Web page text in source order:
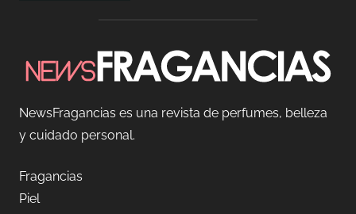
NewsFragancias es una revista de perfumes, belleza
y cuidado personal.
Fragancias
Piel